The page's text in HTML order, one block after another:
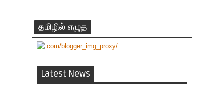
தமிழில் எழுத
Latest News